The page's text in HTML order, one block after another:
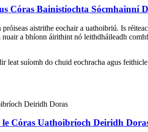
Córas Bainistíochta Sócmhainní
aistrithe eochair a uathoibriú. Is
a bhíonn áirithint nó leithdháileadh
leat suíomh do chuid eochracha agus
Córas Uathoibríoch Deiridh